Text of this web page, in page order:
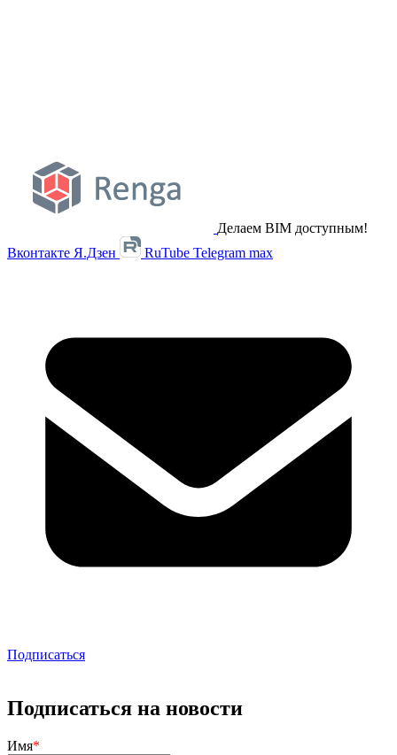
Делаем BIM доступным!
Вконтакте Я.Дзен RuTube Telegram max
Подписаться
Подписаться на новости
Имя*